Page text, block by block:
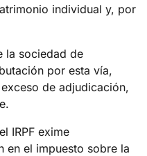
individual y, por
la sociedad de
por esta vía,
de adjudicación,
IRPF exime
en el impuesto sobre la